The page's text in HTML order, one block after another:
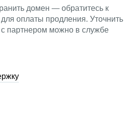
домен — обратитесь к
оплаты продления. Уточнить
с партнером можно в службе